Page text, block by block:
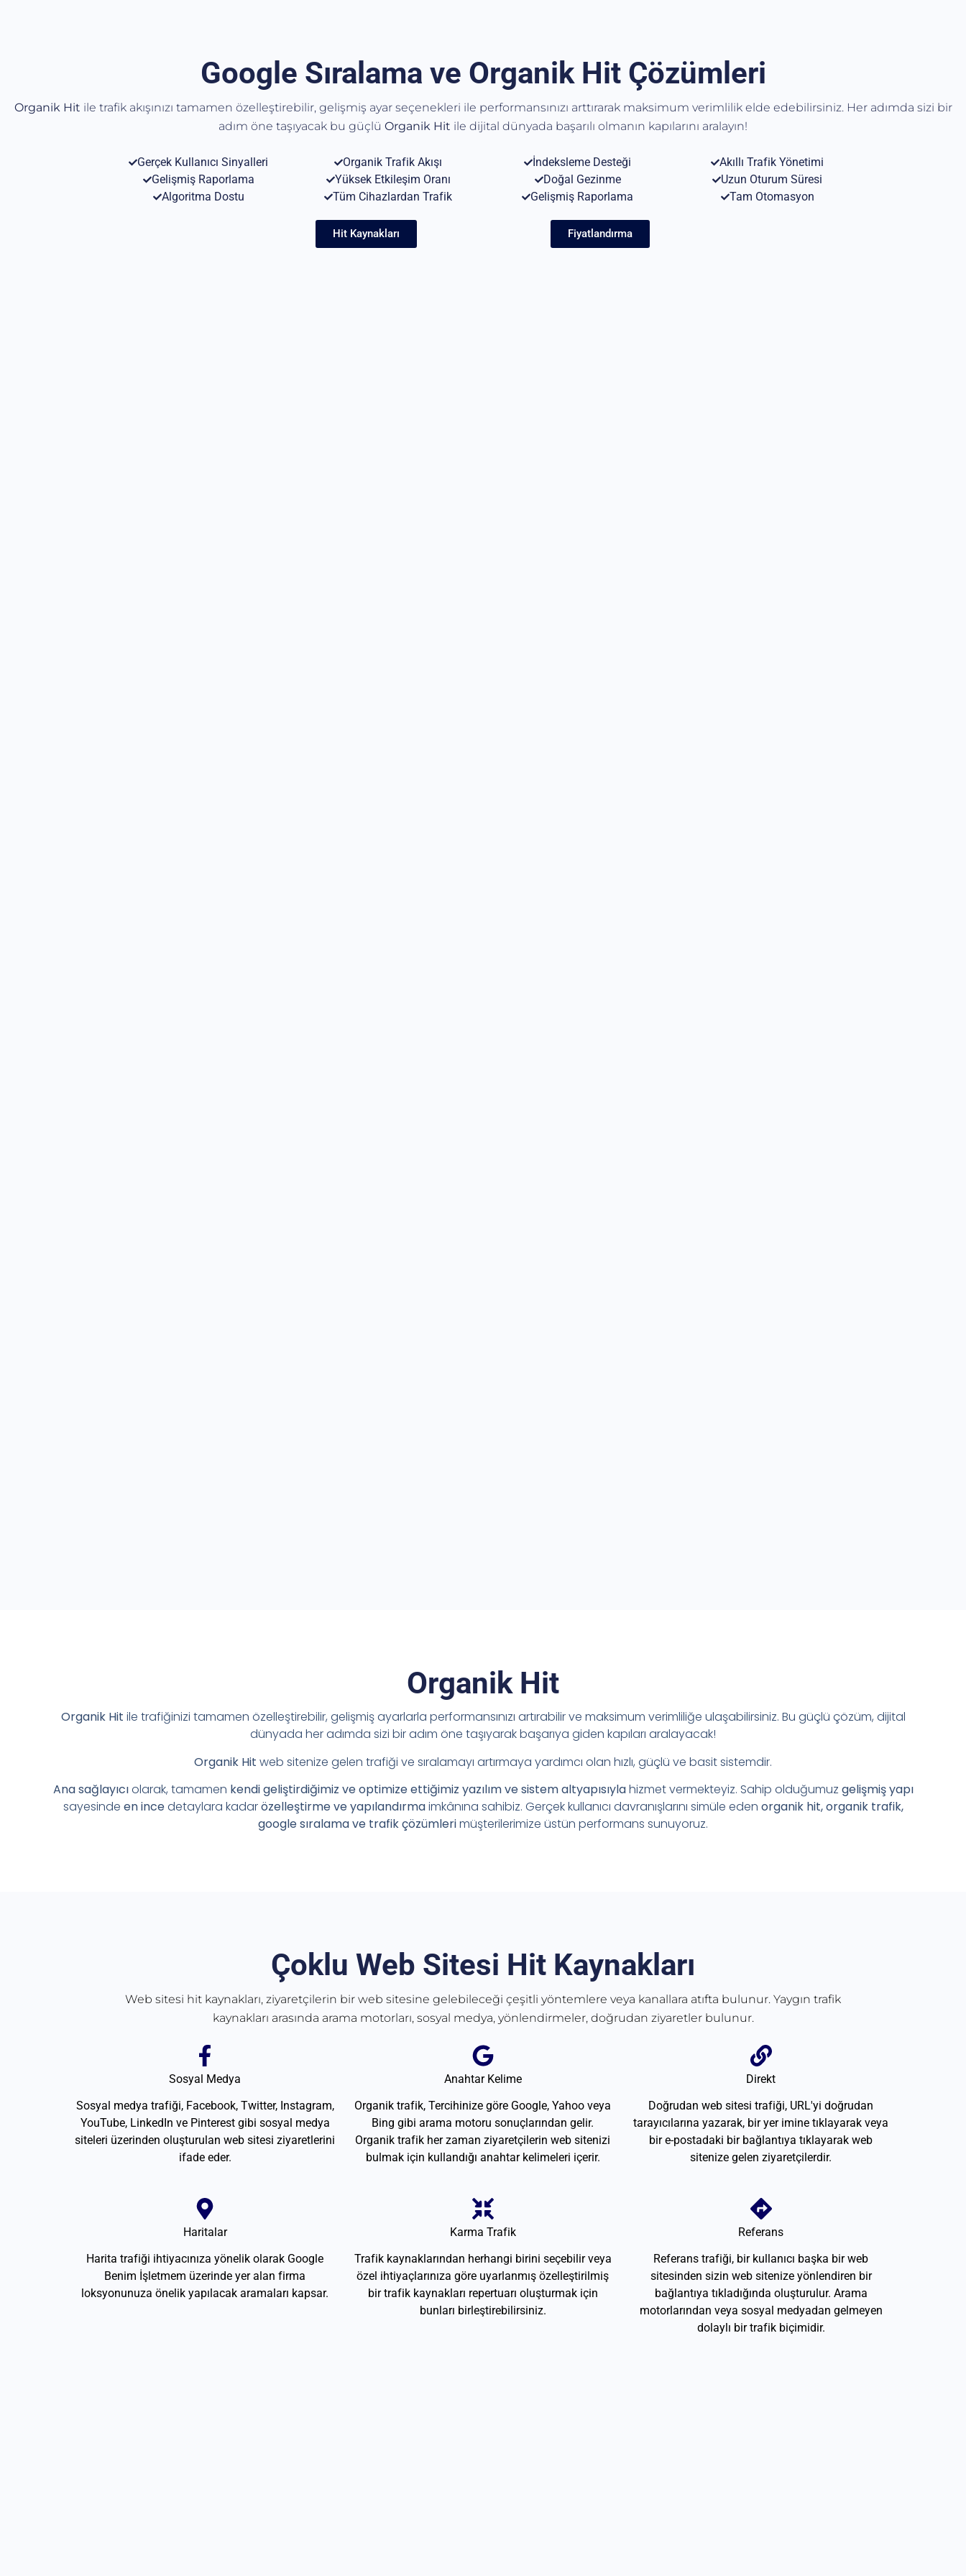
Google Sıralama ve Organik Hit Çözümleri
Organik Hit ile trafik akışınızı tamamen özelleştirebilir, gelişmiş ayar seçenekleri ile performansınızı arttırarak maksimum verimlilik elde edebilirsiniz. Her adımda sizi bir
adım öne taşıyacak bu güçlü Organik Hit ile dijital dünyada başarılı olmanın kapılarını aralayın!
Gerçek Kullanıcı Sinyalleri Organik Trafik Akışı İndeksleme Desteği
Akıllı Trafik Yönetimi
Gelişmiş Raporlama
Yüksek Etkileşim Oranı Doğal Gezinme
Uzun Oturum Süresi
Algoritma Dostu
Tüm Cihazlardan Trafik Gelişmiş Raporlama Tam Otomasyon
Hit Kaynakları Fiyatlandırma
Organik Hit
Organik Hit ile trafiğinizi tamamen özelleştirebilir, gelişmiş ayarlarla performansınızı artırabilir ve maksimum verimliliğe ulaşabilirsiniz. Bu güçlü çözüm, dijital
dünyada her adımda sizi bir adım öne taşıyarak başarıya giden kapıları aralayacak!
Organik Hit web sitenize gelen trafiği ve sıralamayı artırmaya yardımcı olan hızlı, güçlü ve basit sistemdir.
Ana sağlayıcıolarak, tamamen kendi geliştirdiğimiz ve optimize ettiğimiz yazılım ve sistem altyapısıylahizmet vermekteyiz. Sahip olduğumuz gelişmiş yapı
sayesinde en incedetaylara kadarözelleştirme ve yapılandırmaimkânına sahibiz. Gerçek kullanıcı davranışlarını simüle eden organik hit, organik trafik,
google sıralama ve trafik çözümlerimüşterilerimize üstün performans sunuyoruz.
Çoklu Web Sitesi Hit Kaynakları
Web sitesi hit kaynakları, ziyaretçilerin bir web sitesine gelebileceği çeşitli yöntemlere veya kanallara atıfta bulunur. Yaygın trafik
kaynakları arasında arama motorları, sosyal medya, yönlendirmeler, doğrudan ziyaretler bulunur.
Sosyal Medya
Sosyal medya trafiği, Facebook, Twitter, Instagram,
YouTube, LinkedIn ve Pinterest gibi sosyal medya
siteleri üzerinden oluşturulan web sitesi ziyaretlerini
ifade eder.
Anahtar Kelime
Organik trafik, Tercihinize göre Google, Yahoo veya
Bing gibi arama motoru sonuçlarından gelir.
Organik trafik her zaman ziyaretçilerin web sitenizi
bulmak için kullandığı anahtar kelimeleri içerir.
Direkt
Doğrudan web sitesi trafiği, URL'yi doğrudan
tarayıcılarına yazarak, bir yer imine tıklayarak veya
bir e-postadaki bir bağlantıya tıklayarak web
sitenize gelen ziyaretçilerdir.
Haritalar
Harita trafiği ihtiyacınıza yönelik olarak Google
Benim İşletmem üzerinde yer alan firma
loksyonunuza önelik yapılacak aramaları kapsar.
Karma Trafik
Trafik kaynaklarından herhangi birini seçebilir veya
özel ihtiyaçlarınıza göre uyarlanmış özelleştirilmiş
bir trafik kaynakları repertuarı oluşturmak için
bunları birleştirebilirsiniz.
Referans
Referans trafiği, bir kullanıcı başka bir web
sitesinden sizin web sitenize yönlendiren bir
bağlantıya tıkladığında oluşturulur. Arama
motorlarından veya sosyal medyadan gelmeyen
dolaylı bir trafik biçimidir.